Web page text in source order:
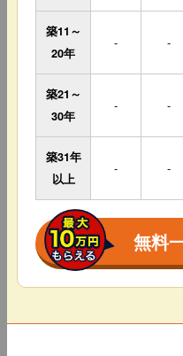
築11～
20年
- -
築21～
30年
- -
築31年
以上
- -
無料